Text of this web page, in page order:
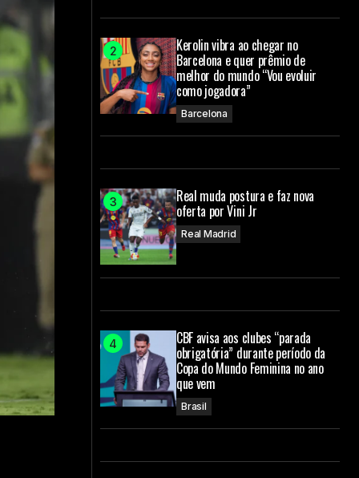
Kerolin vibra ao chegar no
Barcelona e quer prêmio de
melhor do mundo “Vou evoluir
como jogadora”
Barcelona
Real muda postura e faz nova
oferta por Vini Jr
Real Madrid
CBF avisa aos clubes “parada
obrigatória” durante período da
Copa do Mundo Feminina no ano
que vem
Brasil